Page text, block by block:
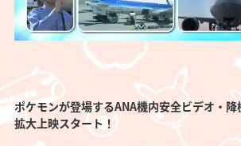
ポケモンが登場するANA機内安全ビデオ・
拡大上映スタート！